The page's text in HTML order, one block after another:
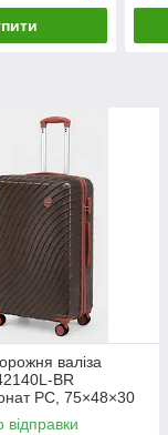
валіза
BR
PC, 75×48×30
відправки